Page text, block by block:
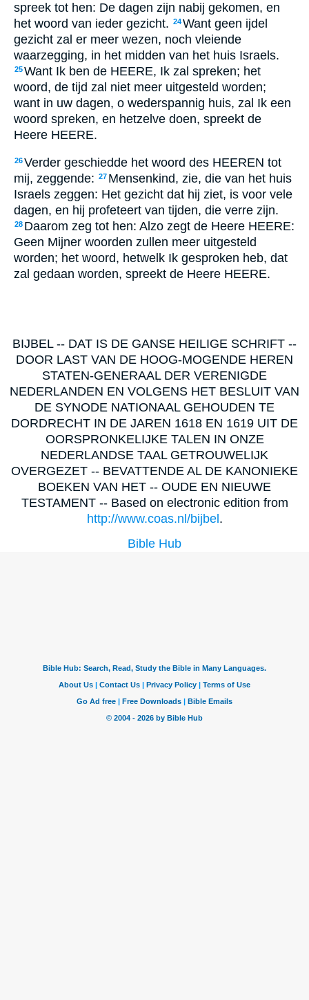
spreek tot hen: De dagen zijn nabij gekomen, en
het woord van ieder gezicht. 24Want geen ijdel
gezicht zal er meer wezen, noch vleiende
waarzegging, in het midden van het huis Israels.
25Want Ik ben de HEERE, Ik zal spreken; het
woord, de tijd zal niet meer uitgesteld worden;
want in uw dagen, o wederspannig huis, zal Ik een
woord spreken, en hetzelve doen, spreekt de
Heere HEERE.
26Verder geschiedde het woord des HEEREN tot
mij, zeggende: 27 Mensenkind, zie, die van het huis
Israels zeggen: Het gezicht dat hij ziet, is voor vele
dagen, en hij profeteert van tijden, die verre zijn.
28 Daarom zeg tot hen: Alzo zegt de Heere HEERE:
Geen Mijner woorden zullen meer uitgesteld
worden; het woord, hetwelk Ik gesproken heb, dat
zal gedaan worden, spreekt de Heere HEERE.
BIJBEL -- DAT IS DE GANSE HEILIGE SCHRIFT --
DOOR LAST VAN DE HOOG-MOGENDE HEREN
STATEN-GENERAAL DER VERENIGDE
NEDERLANDEN EN VOLGENS HET BESLUIT VAN
DE SYNODE NATIONAAL GEHOUDEN TE
DORDRECHT IN DE JAREN 1618 EN 1619 UIT DE
OORSPRONKELIJKE TALEN IN ONZE
NEDERLANDSE TAAL GETROUWELIJK
OVERGEZET -- BEVATTENDE AL DE KANONIEKE
BOEKEN VAN HET -- OUDE EN NIEUWE
TESTAMENT -- Based on electronic edition from
http://www.coas.nl/bijbel.
Bible Hub